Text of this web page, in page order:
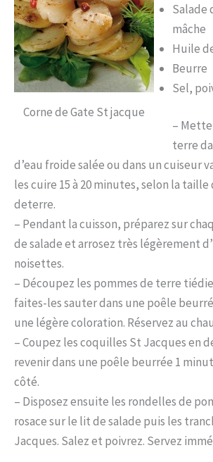
Corne de Gate St jacque
Salade
mâche
Huile
Beurre
Sel,
–
terre
d’eau froide salée ou dans un cuiseur
les cuire 15 à 20 minutes, selon la taille
deterre.
– Pendant la cuisson, préparez sur
de salade et arrosez très légèrement
noisettes.
– Découpez les pommes de terre
faites-les sauter dans une poêle
une légère coloration. Réservez au
– Coupez les coquilles St Jacques en
revenir dans une poêle beurrée 1
côté.
– Disposez ensuite les rondelles de
rosace sur le lit de salade puis les
Jacques. Salez et poivrez. Servez